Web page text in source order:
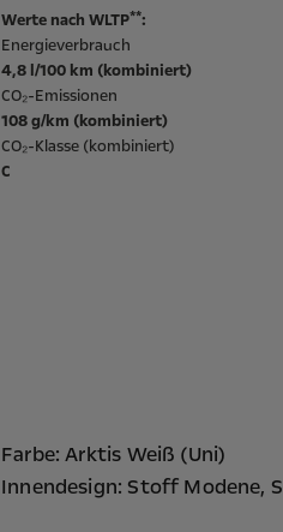
Werte nach WLTP**:
Energieverbrauch
4,8 l/100 km (kombiniert)
CO₂-Emissionen
108 g/km (kombiniert)
CO₂-Klasse (kombiniert)
C
Farbe: Arktis Weiß (Uni)
Innendesign: Stoff Modene,